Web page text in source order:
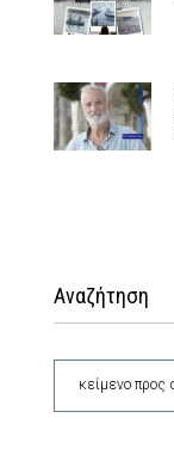
Αναζήτηση